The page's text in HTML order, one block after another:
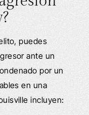
puedes
ante un
por un
en una
incluyen: